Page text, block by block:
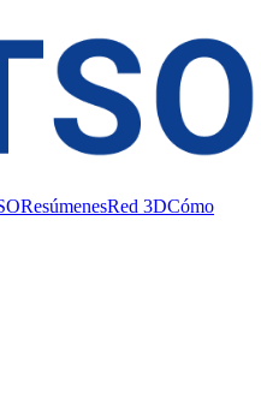
ResúmenesRed 3DCómo